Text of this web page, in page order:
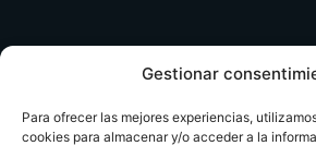
Gestionar
Para ofrecer las mejores experiencias,
cookies para almacenar y/o acceder a la